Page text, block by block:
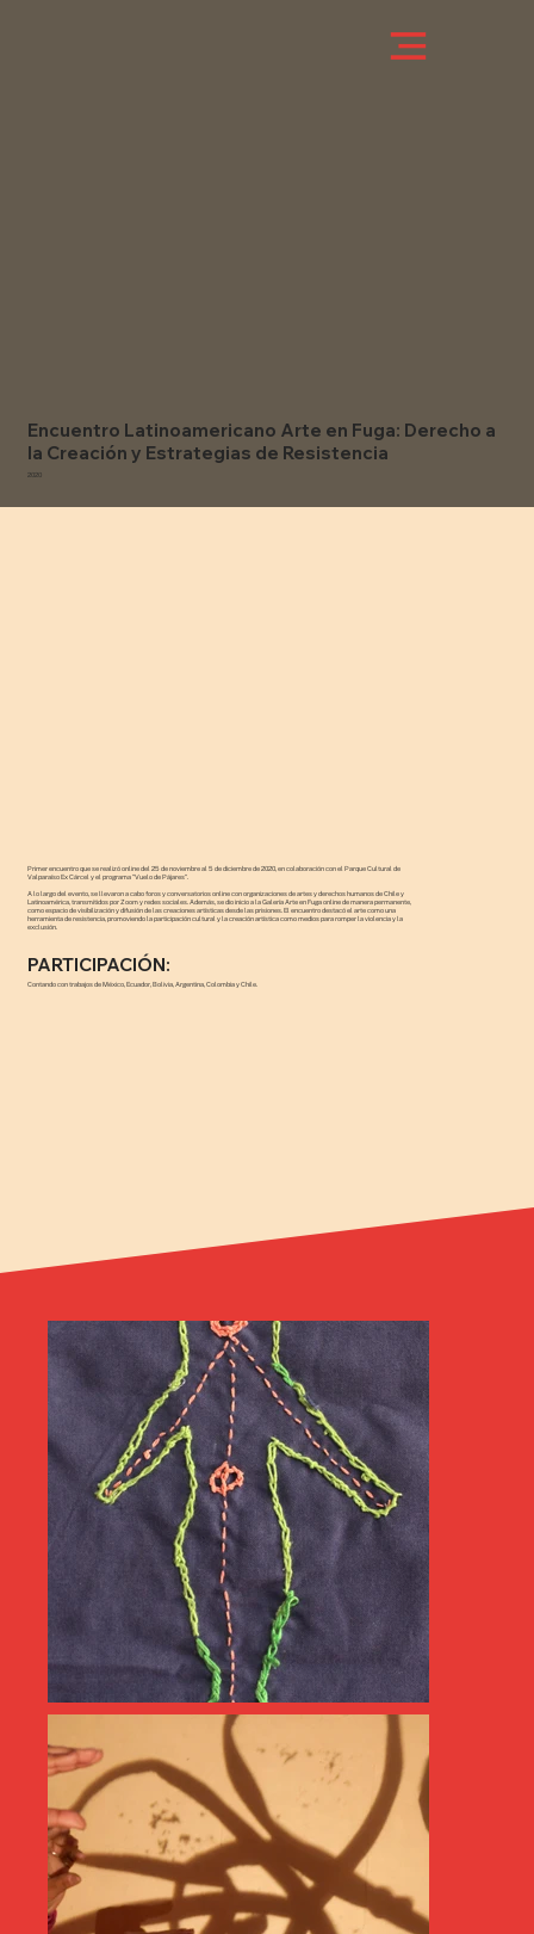
Encuentro Latinoamericano Arte en Fuga: Derecho a
la Creación y Estrategias de Resistencia
2020
Primer encuentro que se realizó online del 25 de noviembre al 5 de diciembre de 2020, en colaboración con el Parque Cultural de
Valparaíso Ex Cárcel y el programa "Vuelo de Pájares".
A lo largo del evento, se llevaron a cabo foros y conversatorios online con organizaciones de artes y derechos humanos de Chile y
Latinoamérica, transmitidos por Zoom y redes sociales. Además, se dio inicio a la Galería Arte en Fuga online de manera permanente,
como espacio de visibilización y difusión de las creaciones artísticas desde las prisiones. El encuentro destacó el arte como una
herramienta de resistencia, promoviendo la participación cultural y la creación artística como medios para romper la violencia y la
exclusión.
PARTICIPACIÓN:
Contando con trabajos de México, Ecuador, Bolivia, Argentina, Colombia y Chile.